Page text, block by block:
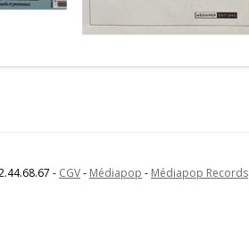
- CGV- Médiapop - Médiapop Records